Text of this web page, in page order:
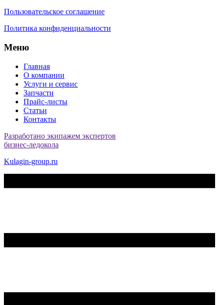
Пользовательское соглашение
Политика конфиденциальности
Меню
Главная
О компании
Услуги и сервис
Запчасти
Прайс-листы
Статьи
Контакты
Разработано экипажем экспертов
бизнес-ледокола
Kulagin-group.ru